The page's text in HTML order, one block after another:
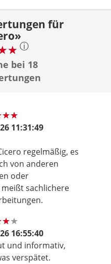
für
ⓘ
bei 18
11:31:49
regelmäßig, es
von anderen
oder
sachlichere
16:55:40
und informativ,
verspätet.